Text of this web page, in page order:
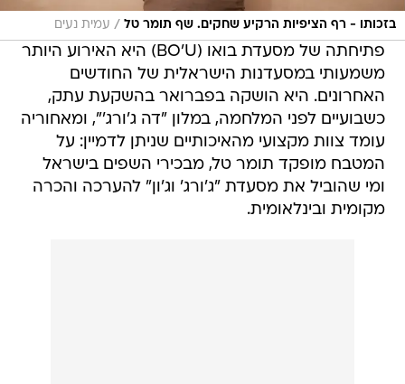
בזכותו - רף הציפיות הרקיע שחקים. שף תומר טל / עמית נעים
פתיחתה של מסעדת בואו (BO'U) היא האירוע היותר
משמעותי במסעדנות הישראלית של החודשים
האחרונים. היא הושקה בפברואר בהשקעת עתק,
כשבועיים לפני המלחמה, במלון "דה ג'ורג'", ומאחוריה
עומד צוות מקצועי מהאיכותיים שניתן לדמיין: על
המטבח מופקד תומר טל, מבכירי השפים בישראל
ומי שהוביל את מסעדת "ג'ורג' וג'ון" להערכה והכרה
מקומית ובינלאומית.